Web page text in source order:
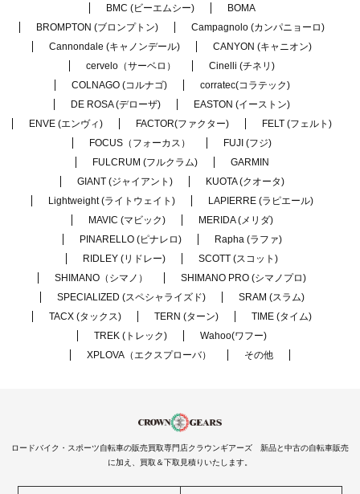
BMC (ビーエムシー)
BOMA
BROMPTON (ブロンプトン)
Campagnolo (カンパニョーロ)
Cannondale (キャノンデール)
CANYON (キャニオン)
cervelo（サーベロ）
Cinelli (チネリ)
COLNAGO (コルナゴ)
corratec(コラテック)
DE ROSA (デローザ)
EASTON (イーストン)
ENVE (エンヴィ)
FACTOR(ファクター)
FELT (フェルト)
FOCUS（フォーカス）
FUJI (フジ)
FULCRUM (フルクラム)
GARMIN
GIANT (ジャイアント)
KUOTA (クオータ)
Lightweight (ライトウェイト)
LAPIERRE (ラピエール)
MAVIC (マビック)
MERIDA (メリダ)
PINARELLO (ピナレロ)
Rapha (ラファ)
RIDLEY (リドレー)
SCOTT (スコット)
SHIMANO（シマノ）
SHIMANO PRO (シマノプロ)
SPECIALIZED (スペシャライズド)
SRAM (スラム)
TACX (タックス)
TERN (ターン)
TIME (タイム)
TREK (トレック)
Wahoo(ワフー)
XPLOVA（エクスプローバ）
その他
ロードバイク・スポーツ自転車の販売買取専門店クラウンギアーズ 新品と中古の自転車販売
に加え、買取＆下取見積りいたします。